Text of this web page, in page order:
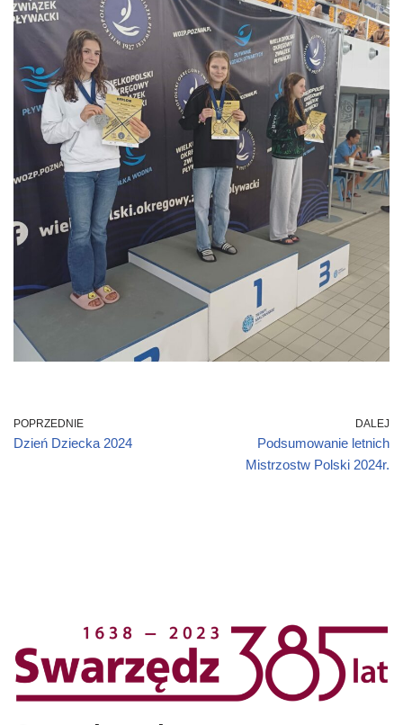
POPRZEDNIE
Dzień Dziecka 2024
DALEJ
Podsumowanie letnich
Mistrzostw Polski 2024r.